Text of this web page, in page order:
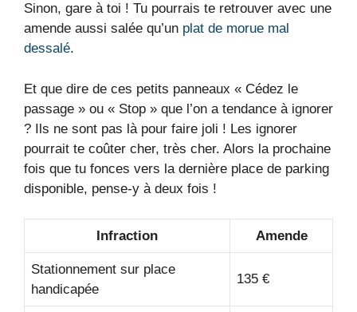
Sinon, gare à toi ! Tu pourrais te retrouver avec une
amende aussi salée qu’un plat de morue mal
dessalé.
Et que dire de ces petits panneaux « Cédez le
passage » ou « Stop » que l’on a tendance à ignorer
? Ils ne sont pas là pour faire joli ! Les ignorer
pourrait te coûter cher, très cher. Alors la prochaine
fois que tu fonces vers la dernière place de parking
disponible, pense-y à deux fois !
Infraction Amende
Stationnement sur place
handicapée
135 €